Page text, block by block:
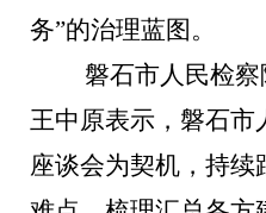
务”的治理蓝图。
磐石市人民检
王中原表示，磐石市
座谈会为契机，持续